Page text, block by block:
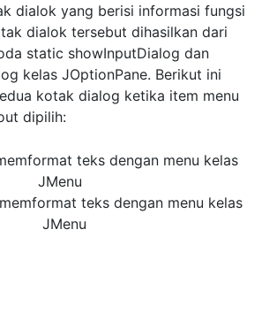
dialok yang berisi informasi fungsi
dialok tersebut dihasilkan dari
static showInputDialog dan
kelas JOptionPane. Berikut ini
kotak dialog ketika item menu
dipilih: